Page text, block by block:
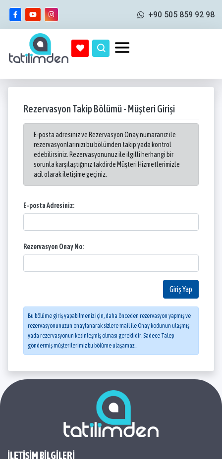
+90 505 859 92 98
Rezervasyon Takip Bölümü - Müşteri Girişi
E-posta adresiniz ve Rezervasyon Onay numaranız ile
rezervasyonlarınızı bu bölümden takip yada kontrol
edebilirsiniz. Rezervasyonunuz ile ilgilli herhangi bir
sorunla karşılaştığınız takdirde Müşteri Hizmetlerimizle
acil olarak iletişime geçiniz.
E-posta Adresiniz:
Rezervasyon Onay No:
Giriş Yap
Bu bölüme giriş yapabilmeniz için, daha önceden rezervasyon yapmış ve
rezervasyonunuzun onaylanarak sizlere mail ile Onay kodunun ulaşmış
yada rezervasyonun kesinleşmiş olması gereklidir. Sadece Talep
göndermiş müşterilerimiz bu bölüme ulaşamaz...
İLETİŞİM BİLGİLERİ